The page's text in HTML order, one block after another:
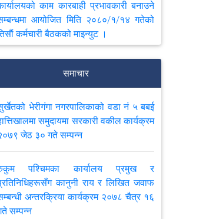
काम कारबाही प्रभावकारी बनाउने
आयोजित मिति २०८०/१/१४ गतेको
कर्मचारी बैठकको माइन्युट ।
कर्मचारी बैठकको माइन्युट ।
उच्च सरकारी वकील कार्यालय, सुर्खेतको
आयोजित मिति २०७९/५/१० गतेको
कर्मचारी बैठकको माइन्युट ।
समाचार
भेरीगंगा नगरपालिकाको वडा नं ५ बबई
समुदायमा सरकारी वकील कार्यक्रम
जेठ ३० गते सम्पन्न
पश्चिमका कार्यालय प्रमुख र
कानुनी राय र लिखित जवाफ
अन्तरक्रिया कार्यक्रम २०७८ चैत्र १६
सम्पन्न